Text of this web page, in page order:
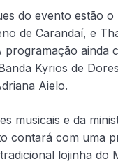
do evento estão
de Carandaí, e
programação ainda
Kyrios de
Aielo.
musicais e da
contará com uma
lojinha do